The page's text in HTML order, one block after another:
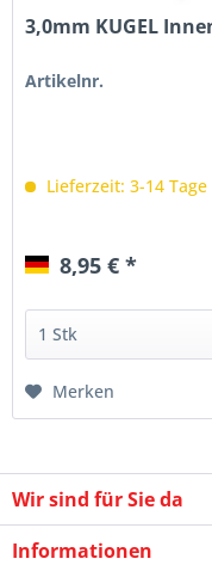
3,0mm KUGEL
Artikelnr.
Lieferzeit: 3-14 Tage
8,95 € *
Merken
Wir sind für Sie da
Informationen